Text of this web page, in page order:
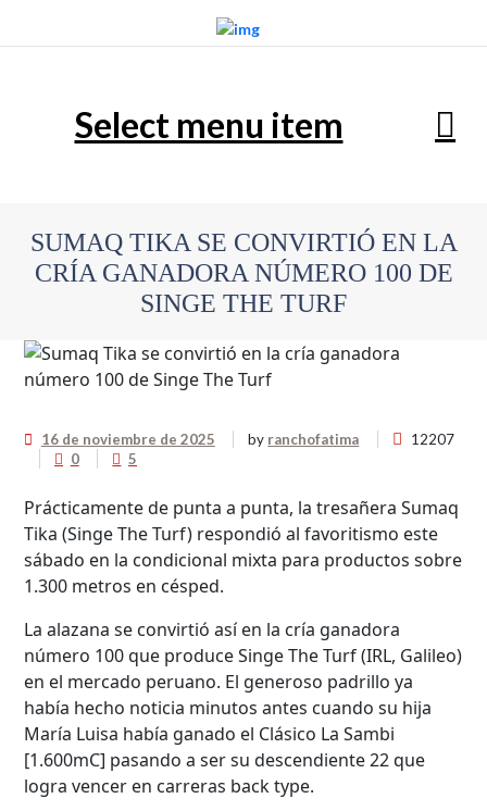
Select menu item
SUMAQ TIKA SE CONVIRTIÓ EN LA
CRÍA GANADORA NÚMERO 100 DE
SINGE THE TURF
16 de noviembre de 2025 by ranchofatima
12207
0
5
Prácticamente de punta a punta, la tresañera Sumaq
Tika (Singe The Turf) respondió al favoritismo este
sábado en la condicional mixta para productos sobre
1.300 metros en césped.
La alazana se convirtió así en la cría ganadora
número 100 que produce Singe The Turf (IRL, Galileo)
en el mercado peruano. El generoso padrillo ya
había hecho noticia minutos antes cuando su hija
María Luisa había ganado el Clásico La Sambi
[1.600mC] pasando a ser su descendiente 22 que
logra vencer en carreras back type.